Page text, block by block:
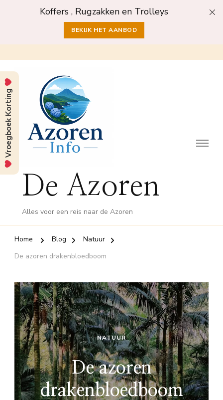
Koffers , Rugzakken en Trolleys
BEKIJK HET AANBOD
De Azoren
Alles voor een reis naar de Azoren
Home Blog
Natuur
De azoren drakenbloedboom
NATUUR
De azoren
drakenbloedboom
Vroegboek Korting